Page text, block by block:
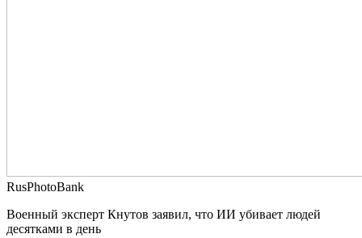
RusPhotoBank
Военный эксперт Кнутов заявил, что ИИ убивает людей
десятками в день